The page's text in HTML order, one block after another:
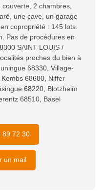
2 chambres,
une cave, un garage
copropriété : 145 lots.
Pas de procédures en
SAINT-LOUIS /
proches du bien à
68330, Village-
68680, Niffer
68220, Blotzheim
68510, Basel
89 72 30
un mail